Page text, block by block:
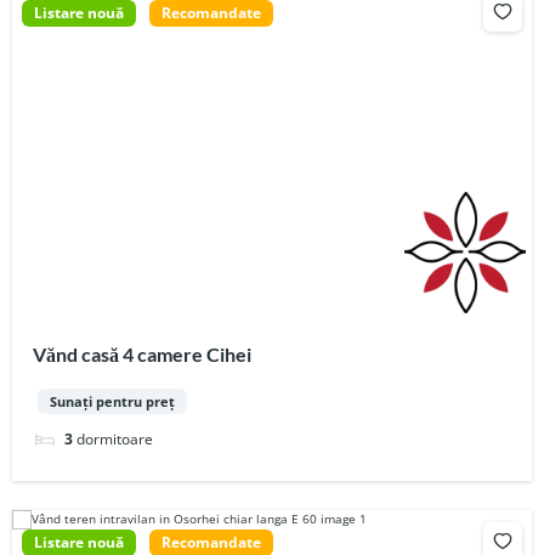
Listare nouă Recomandate
Vănd casă 4 camere Cihei
Sunați pentru preț
3dormitoare
Listare nouă Recomandate